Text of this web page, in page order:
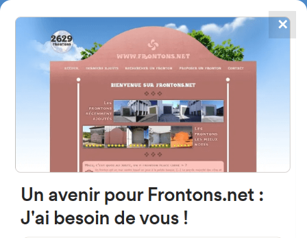
FRONTONS.NET
RECHERCHER UN FRONTON
PROPOSER UN FRONTON
4867
frontons
09100 Pamiers, France
✕